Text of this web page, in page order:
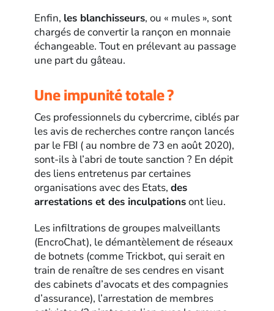
Enfin, les blanchisseurs, ou « mules », sont
chargés de convertir la rançon en monnaie
échangeable. Tout en prélevant au passage
une part du gâteau.
Une impunité totale ?
Ces professionnels du cybercrime, ciblés par
les avis de recherches contre rançon lancés
par le FBI ( au nombre de 73 en août 2020),
sont-ils à l’abri de toute sanction ? En dépit
des liens entretenus par certaines
organisations avec des Etats,des
arrestations et des inculpationsont lieu.
Les infiltrations de groupes malveillants
(EncroChat), le démantèlement de réseaux
de botnets (comme Trickbot, qui serait en
train de renaître de ses cendres en visant
des cabinets d’avocats et des compagnies
d’assurance), l’arrestation de membres